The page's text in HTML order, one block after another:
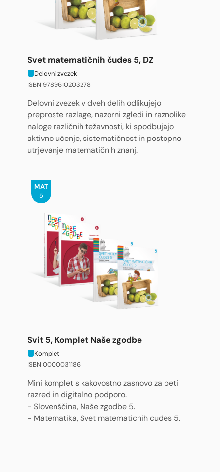
Svet matematičnih čudes 5, DZ
Delovni zvezek
ISBN 9789610203278
Delovni zvezek v dveh delih odlikujejo
preproste razlage, nazorni zgledi in raznolike
naloge različnih težavnosti, ki spodbujajo
aktivno učenje, sistematičnost in postopno
utrjevanje matematičnih znanj.
MAT
5
Svit 5, Komplet Naše zgodbe
Komplet
ISBN 0000031186
Mini komplet s kakovostno zasnovo za peti
razred in digitalno podporo.
- Slovenščina, Naše zgodbe 5.
- Matematika, Svet matematičnih čudes 5.